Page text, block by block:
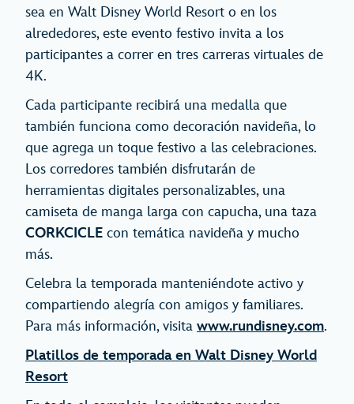
sea en Walt Disney World Resort o en los
alrededores, este evento festivo invita a los
participantes a correr en tres carreras virtuales de
4K.
Cada participante recibirá una medalla que
también funciona como decoración navideña, lo
que agrega un toque festivo a las celebraciones.
Los corredores también disfrutarán de
herramientas digitales personalizables, una
camiseta de manga larga con capucha, una taza
CORKCICLE con temática navideña y mucho
más.
Celebra la temporada manteniéndote activo y
compartiendo alegría con amigos y familiares.
Para más información, visita www.rundisney.com.
Platillos de temporada en Walt Disney World
Resort